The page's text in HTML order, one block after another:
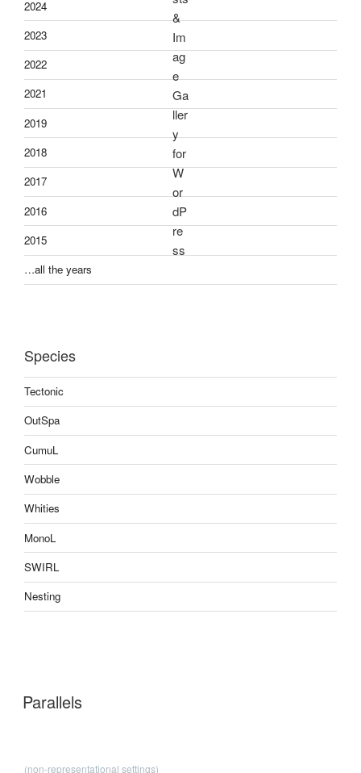
2024
2023
2022
2021
2019
2018
2017
2016
2015
…all the years
Species
Tectonic
OutSpa
CumuL
Wobble
Whities
MonoL
SWIRL
Nesting
Parallels
(non-representational settings)